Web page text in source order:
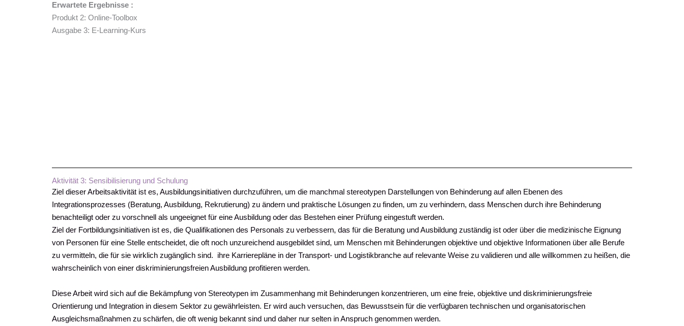
Erwartete Ergebnisse :
Produkt 2: Online-Toolbox
Ausgabe 3: E-Learning-Kurs
Aktivität 3: Sensibilisierung und Schulung
Ziel dieser Arbeitsaktivität ist es, Ausbildungsinitiativen durchzuführen, um die manchmal stereotypen Darstellungen von Behinderung auf allen Ebenen des
Integrationsprozesses (Beratung, Ausbildung, Rekrutierung) zu ändern und praktische Lösungen zu finden, um zu verhindern, dass Menschen durch ihre Behinderung
benachteiligt oder zu vorschnell als ungeeignet für eine Ausbildung oder das Bestehen einer Prüfung eingestuft werden.
Ziel der Fortbildungsinitiativen ist es, die Qualifikationen des Personals zu verbessern, das für die Beratung und Ausbildung zuständig ist oder über die medizinische Eignung
von Personen für eine Stelle entscheidet, die oft noch unzureichend ausgebildet sind, um Menschen mit Behinderungen objektive und objektive Informationen über alle Berufe
zu vermitteln, die für sie wirklich zugänglich sind. ihre Karrierepläne in der Transport- und Logistikbranche auf relevante Weise zu validieren und alle willkommen zu heißen, die
wahrscheinlich von einer diskriminierungsfreien Ausbildung profitieren werden.
Diese Arbeit wird sich auf die Bekämpfung von Stereotypen im Zusammenhang mit Behinderungen konzentrieren, um eine freie, objektive und diskriminierungsfreie
Orientierung und Integration in diesem Sektor zu gewährleisten. Er wird auch versuchen, das Bewusstsein für die verfügbaren technischen und organisatorischen
Ausgleichsmaßnahmen zu schärfen, die oft wenig bekannt sind und daher nur selten in Anspruch genommen werden.